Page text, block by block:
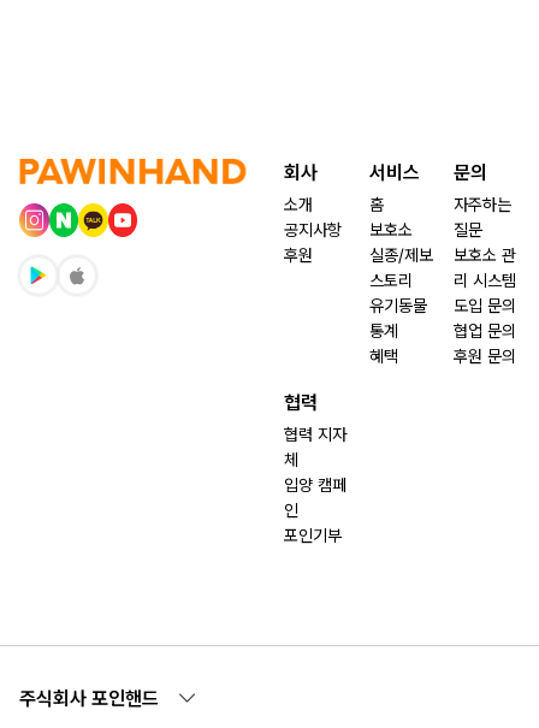
회사
소개
공지사항
후원
서비스
홈
보호소
실종/제보
스토리
유기동물
통계
혜택
문의
자주하는
질문
보호소 관
리 시스템
도입 문의
협업 문의
후원 문의
협력
협력 지자
체
입양 캠페
인
포인기부
주식회사 포인핸드